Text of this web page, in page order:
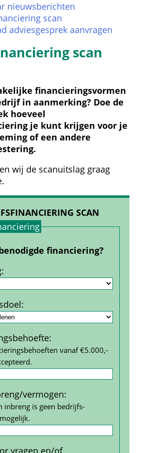
nieuwsberichten
scan
adviesgesprek aanvragen
scan
financieringsvormen
in aanmerking? Doe de
hoeveel
je kunt krijgen voor je
of een andere
wij de scanuitslag graag
SCAN
financiering?
:
:
:
vanaf €5.000,-
vermogen:
inbreng is geen bedrijfs­